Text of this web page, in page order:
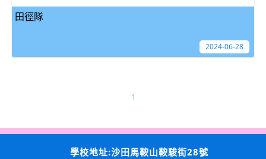
田徑隊
2024-06-28
1
學校地址:沙田馬鞍山鞍駿街28號